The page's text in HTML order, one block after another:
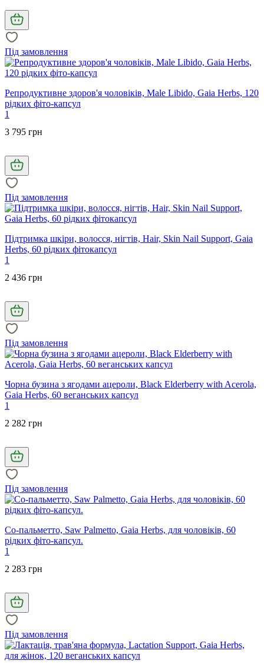
Під замовлення
Репродуктивне здоров'я чоловіків, Male Libido, Gaia Herbs, 120
рідких фіто-капсул
1
3 795 грн
Під замовлення
Підтримка шкіри, волосся, нігтів, Hair, Skin Nail Support, Gaia
Herbs, 60 рідких фітокапсул
1
2 436 грн
Під замовлення
Чорна бузина з ягодами ацероли, Black Elderberry with Acerola,
Gaia Herbs, 60 веганських капсул
1
2 282 грн
Під замовлення
Со-пальметто, Saw Palmetto, Gaia Herbs, для чоловіків, 60
рідких фіто-капсул.
1
2 283 грн
Під замовлення